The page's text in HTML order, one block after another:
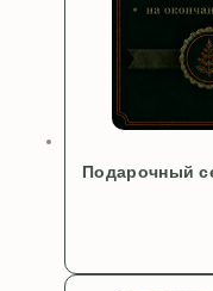
Подарочный